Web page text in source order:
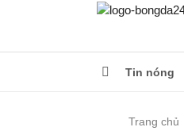
Tin nóng
Trang chủ